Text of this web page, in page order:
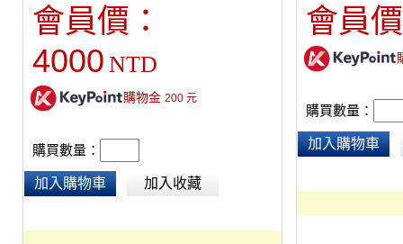
會員價：
4000 NTD
購物金 200元
購買數量：
加入購物車 加入收藏
會員
購買數量：
加入購物車